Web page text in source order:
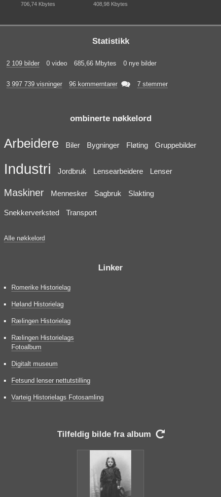
706,74 Kbytes
408,98 Kbytes
Statistikk
2 109 bilder 0 video 685,66 Mbytes 0 nye bilder
3 997 739 visninger 96 kommerntarer  7 stemmer
ombinerte nøkkelord
Arbeidere Biler Bygninger Fløting Gruppebilder
Industri Jordbruk Lensearbeidere Lenser
Maskiner Mennesker Sagbruk Slakting
Snekkerverksted Transport
Alle nøkkelord
Linker
Romerike Historielag
Høland Historielag
Rælingen Historielag
Rælingen Historielags
Fotoalbum
Digitalt museum
Fetsund lenser nettutstilling
Varteig Historielags Fotosamling
Tilfeldig bilde fra album 